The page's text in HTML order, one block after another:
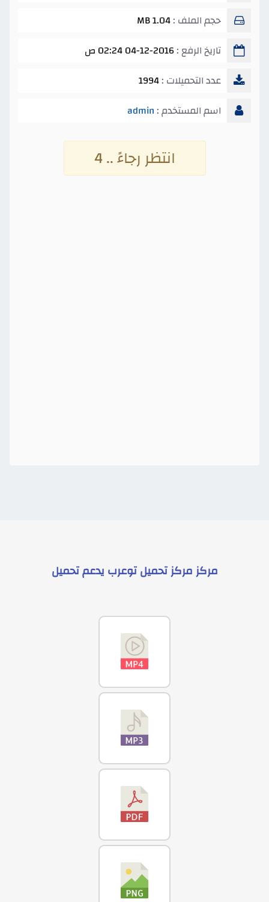
حجم الملف :1.04 MB
تاريخ الرفع : 04-12-2016 02:24 ص
عدد التحميلات :1994
اسم المستخدم : admin
انتظر رجاءً .. 4
مركزمركز تحميل توعرب يدعمتحميل